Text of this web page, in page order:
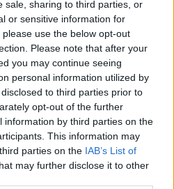
sale, sharing to third parties, or
or sensitive information for
use the below opt-out
Please note that after your
you may continue seeing
personal information utilized by
to third parties prior to
opt-out of the further
information by third parties on the
This information may
parties on the IAB’s List of
may further disclose it to other
par le regard des
montre qu’il est possible
de soi solide, en se
et en acceptant nos
très sensibles aux émotions
à faire preuve d’empathie,
rappelle l’importance de